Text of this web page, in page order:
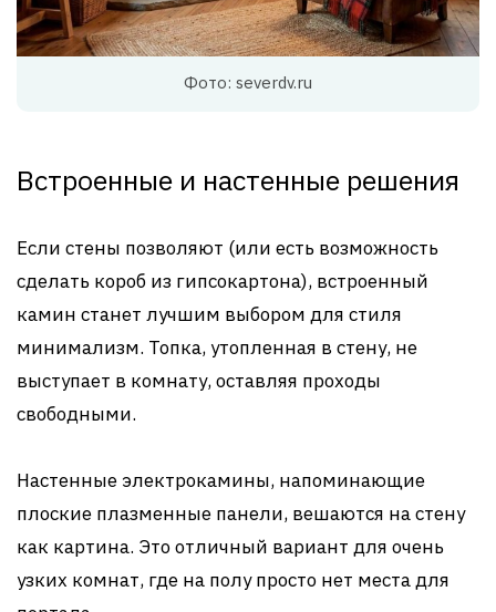
Фото: severdv.ru
Встроенные и настенные решения
Если стены позволяют (или есть возможность
сделать короб из гипсокартона), встроенный
камин станет лучшим выбором для стиля
минимализм. Топка, утопленная в стену, не
выступает в комнату, оставляя проходы
свободными.
Настенные электрокамины, напоминающие
плоские плазменные панели, вешаются на стену
как картина. Это отличный вариант для очень
узких комнат, где на полу просто нет места для